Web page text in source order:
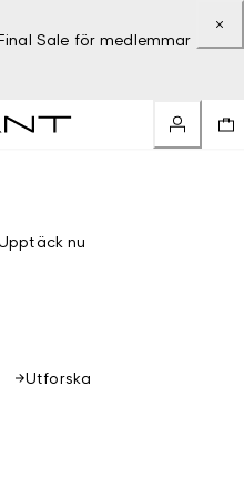
Sale för medlemmar
nu
Utforska